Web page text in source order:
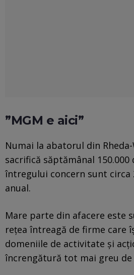
”MGM e aici”
Numai la abatorul din
sacrifică săptămânal
întregului concern sunt circa
anual.
Mare parte din afacere este
rețea întreagă de firme care
domeniile de activitate și
încrengătură tot mai greu